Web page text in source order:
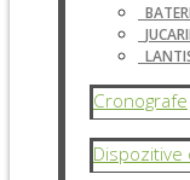
Cronografe